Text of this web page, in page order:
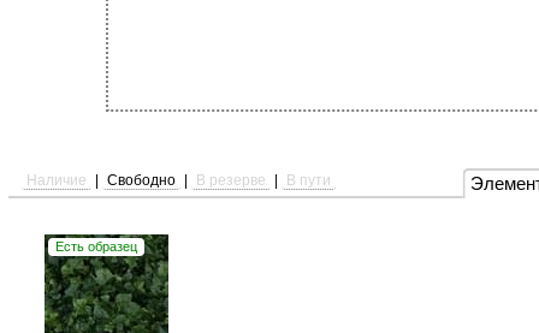
Наличие Свободно В резерве В пути
Есть образец